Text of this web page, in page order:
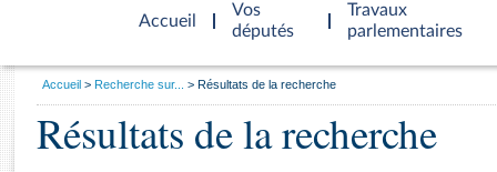
Accueil
d'accueil
Vos
députés
Travaux
parlementaires
Général
Vous
Accueil Recherche sur... Résultats de la recherche
Résultats de la recherche